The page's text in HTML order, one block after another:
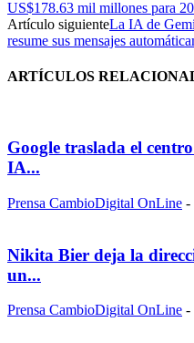
US$178.63 mil millones para
Artículo siguienteLa IA de
resume sus mensajes
ARTÍCULOS
Google traslada el
IA...
Prensa CambioDigital OnLine -
Nikita Bier deja la
un...
Prensa CambioDigital OnLine -